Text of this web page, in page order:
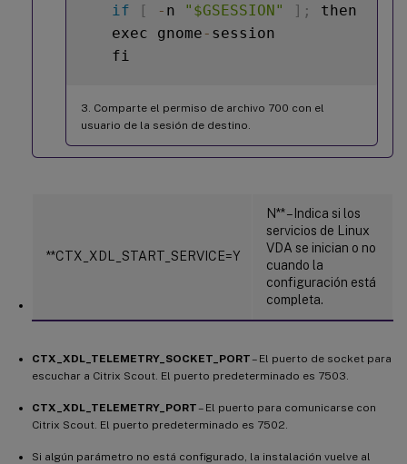
if
[ - n "$GSESSION" ] ;
then
   exec gnome
- session
3. Comparte el permiso de archivo 700 con el
usuario de la sesión de destino.
**CTX_XDL_START_SERVICE=Y
N** – Indica si los
servicios de Linux
VDA se inician o no
cuando la
configuración está
completa.
CTX_XDL_TELEMETRY_SOCKET_PORT– El puerto de socket para
escuchar a Citrix Scout. El puerto predeterminado es 7503.
CTX_XDL_TELEMETRY_PORT– El puerto para comunicarse con
Citrix Scout. El puerto predeterminado es 7502.
Si algún parámetro no está configurado, la instalación vuelve al